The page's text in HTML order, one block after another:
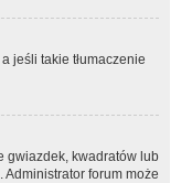
jeśli takie tłumaczenie
gwiazdek, kwadratów lub
forum może